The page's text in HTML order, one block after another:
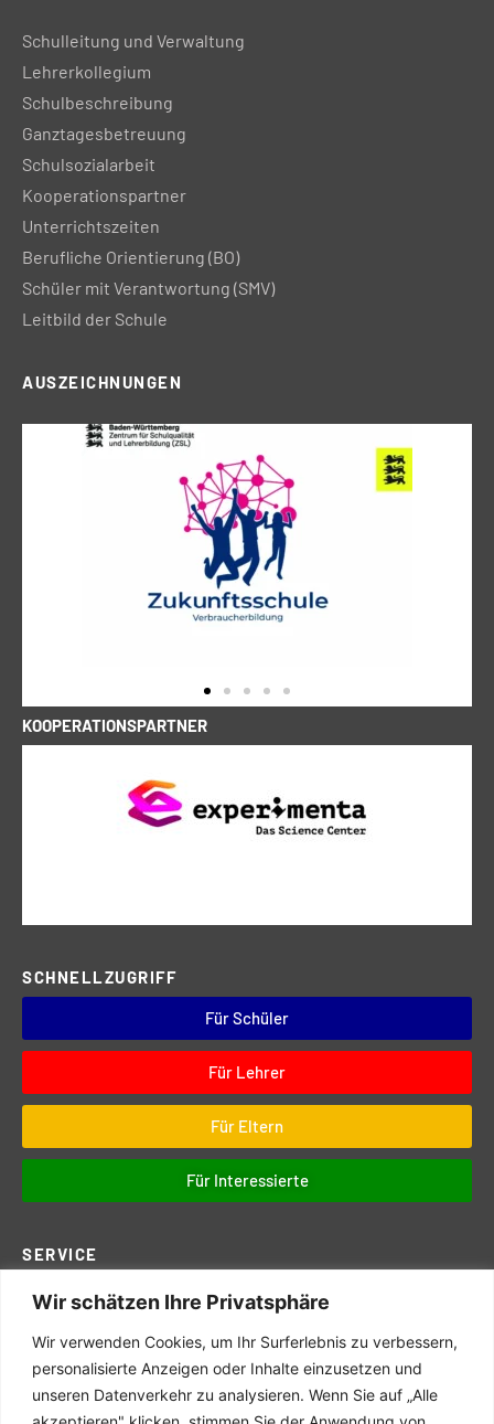
Wir schätzen Ihre Privatsphäre
Wir verwenden Cookies, um Ihr Surferlebnis zu verbessern,
personalisierte Anzeigen oder Inhalte einzusetzen und
unseren Datenverkehr zu analysieren. Wenn Sie auf „Alle
Schulleitung und Verwaltung
Lehrerkollegium
Schulbeschreibung
Ganztagesbetreuung
Schulsozialarbeit
Kooperationspartner
Unterrichtszeiten
Berufliche Orientierung (BO)
Schüler mit Verantwortung (SMV)
Leitbild der Schule
AUSZEICHNUNGEN
KOOPERATIONSPARTNER
SCHNELLZUGRIFF
Für Schüler
Für Lehrer
Für Eltern
Für Interessierte
SERVICE
Downloads
Digitales
Prüfungen
Schul- und Hausordnung